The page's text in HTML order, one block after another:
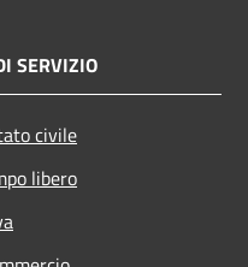
SERVIZIO
civile
libero